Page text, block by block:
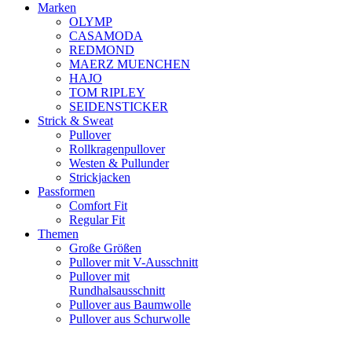
Marken
OLYMP
CASAMODA
REDMOND
MAERZ MUENCHEN
HAJO
TOM RIPLEY
SEIDENSTICKER
Strick & Sweat
Pullover
Rollkragenpullover
Westen & Pullunder
Strickjacken
Passformen
Comfort Fit
Regular Fit
Themen
Große Größen
Pullover mit V-Ausschnitt
Pullover mit
Rundhalsausschnitt
Pullover aus Baumwolle
Pullover aus Schurwolle